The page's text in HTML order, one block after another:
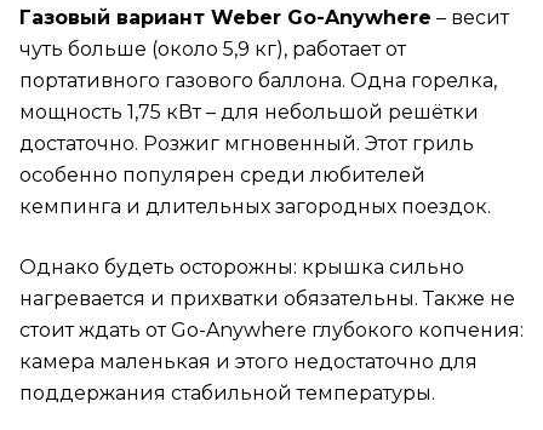
Газовый вариант Weber Go-Anywhere – весит
чуть больше (около 5,9 кг), работает от
портативного газового баллона. Одна горелка,
мощность 1,75 кВт – для небольшой решётки
достаточно. Розжиг мгновенный. Этот гриль
особенно популярен среди любителей
кемпинга и длительных загородных поездок.
Однако будеть осторожны: крышка сильно
нагревается и прихватки обязательны. Также не
стоит ждать от Go-Anywhere глубокого копчения:
камера маленькая и этого недостаточно для
поддержания стабильной температуры.